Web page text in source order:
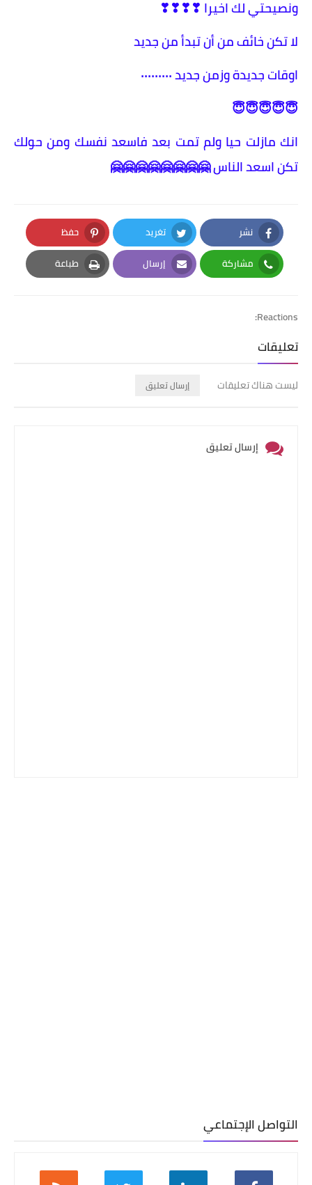
ونصيحتي لك اخيرا ❣❣❣❣
لا تكن خائف من أن تبدأ من جديد
اوقات جديدة وزمن جديد ٠٠٠٠٠٠٠٠٠
😇😇😇😇😇
انك مازلت حيا ولم تمت بعد فاسعد نفسك ومن حولك
تكن اسعد الناس 🤗🤗🤗🤗🤗🤗🤗🤗
نشر
Facebook
تغريد
Twitter
حفظ
Pinterest
مشاركة
Whatsapp
إرسال
Email
طباعة
Print
Reactions:
تعليقات
ليست هناك تعليقات إرسال تعليق
إرسال تعليق
التواصل الإجتماعي